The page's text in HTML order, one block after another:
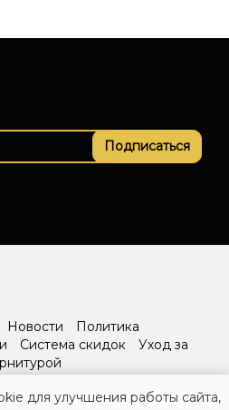
Подписаться
Новости
Политика
Система скидок
Уход за
для улучшения работы сайта,